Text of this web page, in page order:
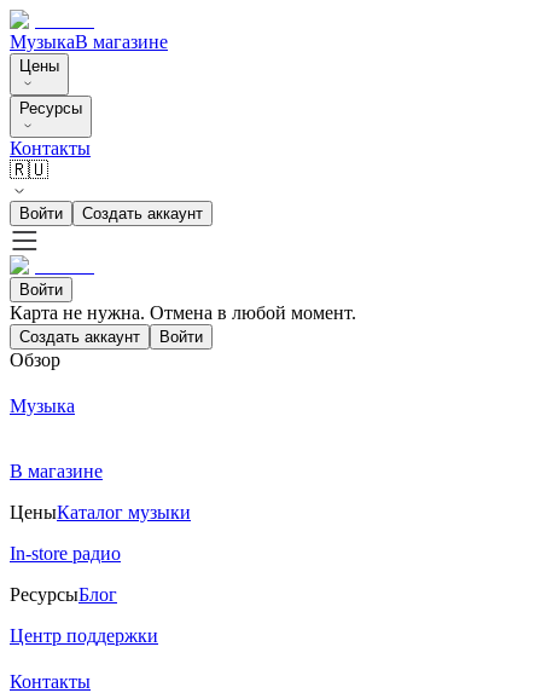
МузыкаВ магазине
Цены
Ресурсы
Контакты
🇷🇺
Войти Создать аккаунт
Войти
Карта не нужна. Отмена в любой момент.
Создать аккаунт Войти
Обзор
Музыка
В магазине
ЦеныКаталог музыки
In-store радио
РесурсыБлог
Центр поддержки
Контакты